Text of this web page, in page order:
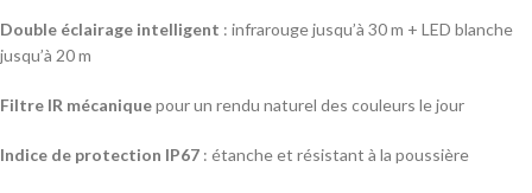
Double éclairage intelligent : infrarouge jusqu’à 30 m + LED blanche
jusqu’à 20 m
Filtre IR mécaniquepour un rendu naturel des couleurs le jour
Indice de protection IP67 : étanche et résistant à la poussière